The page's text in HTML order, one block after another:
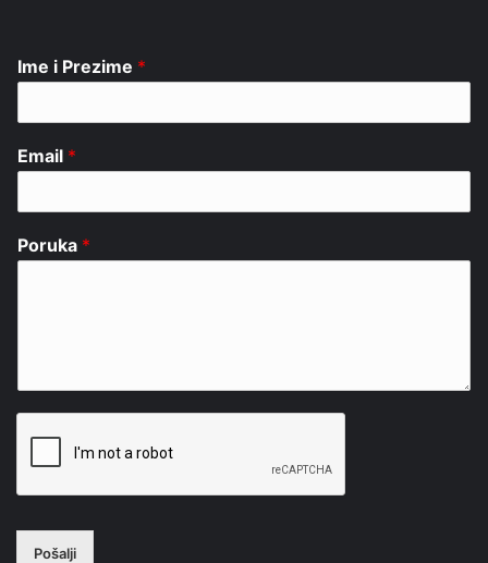
Ime i Prezime *
Email *
Poruka *
Pošalji